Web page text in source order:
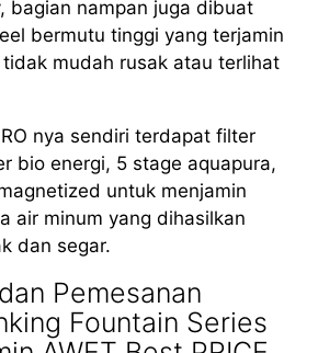
bagian nampan juga dibuat
bermutu tinggi yang terjamin
mudah rusak atau terlihat
nya sendiri terdapat filter
bio energi, 5 stage aquapura,
untuk menjamin
air minum yang dihasilkan
dan segar.
Pemesanan
Fountain Series